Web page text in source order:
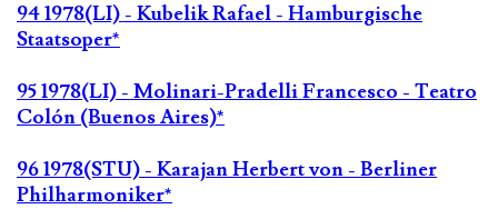
94 1978(LI) - Kubelik Rafael - Hamburgische
Staatsoper*
95 1978(LI) - Molinari-Pradelli Francesco - Teatro
Colón (Buenos Aires)*
96 1978(STU) - Karajan Herbert von - Berliner
Philharmoniker*